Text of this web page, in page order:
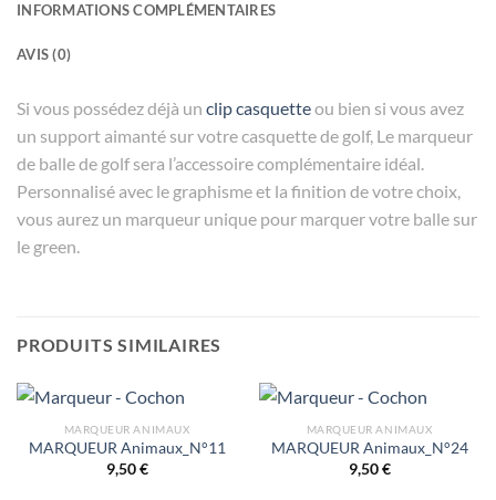
INFORMATIONS COMPLÉMENTAIRES
AVIS (0)
Si vous possédez déjà un clip casquetteou bien si vous avez
un support aimanté sur votre casquette de golf, Le marqueur
de balle de golf sera l’accessoire complémentaire idéal.
Personnalisé avec le graphisme et la finition de votre choix,
vous aurez un marqueur unique pour marquer votre balle sur
le green.
PRODUITS SIMILAIRES
MARQUEUR ANIMAUX
MARQUEUR Animaux_N°11
9,50€
MARQUEUR ANIMAUX
MARQUEUR Animaux_N°24
9,50€